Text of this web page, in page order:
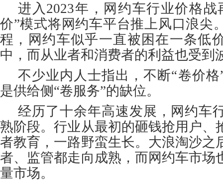
进入2023年，网约车行业价格战
价”模式将网约车平台推上风口浪尖
程，网约车似乎一直被困在一条低
中，而从业者和消费者的利益也受到
不少业内人士指出，不断“卷价
是供给侧“卷服务”的缺位。
经历了十余年高速发展，网约车
熟阶段。行业从最初的砸钱抢用户、
者教育，一路野蛮生长。大浪淘沙之
者、监管都走向成熟，而网约车市场
量市场。